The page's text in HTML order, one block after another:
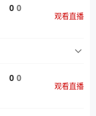
0 0
观看直播
0 0
观看直播